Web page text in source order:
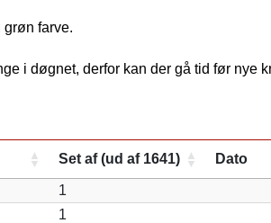
grøn farve.
i døgnet, derfor kan der gå tid før nye
Set af (ud af 1641) Dato
1
1